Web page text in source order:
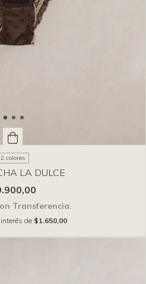
2 colores
LA DULCE
Transferencia.
de $1.650,00